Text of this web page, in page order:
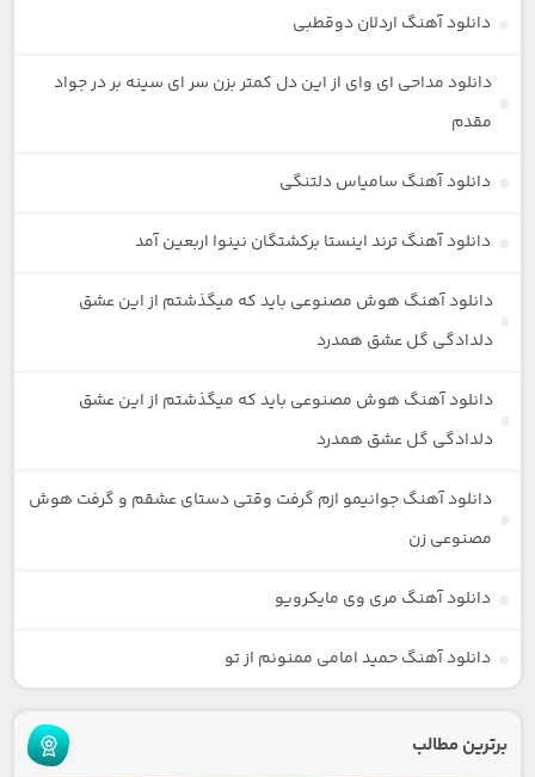
دانلود آهنگ اردلان دوقطبی
دانلود مداحی ای وای از این دل کمتر بزن سر ای سینه بر در جواد
مقدم
دانلود آهنگ سامیاس دلتنگی
دانلود آهنگ ترند اینستا برکشتگان نینوا اربعین آمد
دانلود آهنگ هوش مصنوعی باید که میگذشتم از این عشق
دلدادگی گل عشق همدرد
دانلود آهنگ هوش مصنوعی باید که میگذشتم از این عشق
دلدادگی گل عشق همدرد
دانلود آهنگ جوانیمو ازم گرفت وقتی دستای عشقم و گرفت هوش
مصنوعی زن
دانلود آهنگ مری وی مایکرویو
دانلود آهنگ حمید امامی ممنونم از تو
برترین مطالب